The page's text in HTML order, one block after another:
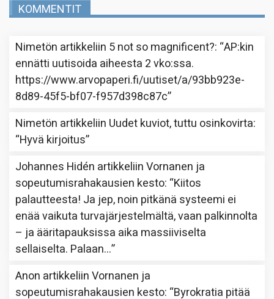
KOMMENTIT
Nimetön artikkeliin 5 not so magnificent?: “AP:kin
ennätti uutisoida aiheesta 2 vko:ssa.
https://www.arvopaperi.fi/uutiset/a/93bb923e-
8d89-45f5-bf07-f957d398c87c”
Nimetön artikkeliin Uudet kuviot, tuttu osinkovirta:
“Hyvä kirjoitus”
Johannes Hidén artikkeliinVornanen ja
sopeutumisrahakausien kesto: “Kiitos
palautteesta! Ja jep, noin pitkänä systeemi ei
enää vaikuta turvajärjestelmältä, vaan palkinnolta
– ja ääritapauksissa aika massiiviselta
sellaiselta. Palaan…”
Anon artikkeliinVornanen ja
sopeutumisrahakausien kesto: “Byrokratia pitää